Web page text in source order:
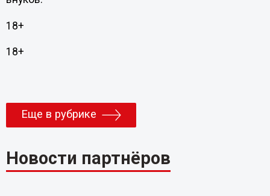
18+
18+
Еще в рубрике
Новости партнёров